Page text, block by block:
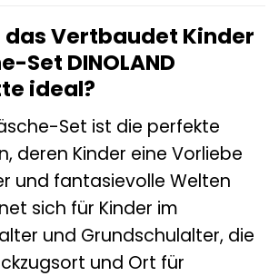
das Vertbaudet Kinder
Set DINOLAND
ideal?
Set ist die perfekte
deren Kinder eine Vorliebe
und fantasievolle Welten
sich für Kinder im
und Grundschulalter, die
und Ort für